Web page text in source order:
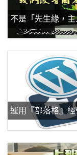
不是「先生緣，
運用『部落格』經